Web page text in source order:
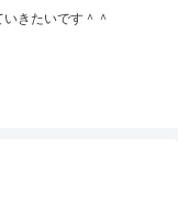
きたいです＾＾